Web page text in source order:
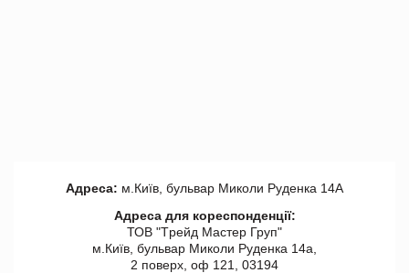
Адреса: м.Київ, бульвар Миколи Руденка 14А
Адреса для кореспонденції:
ТОВ "Tрейд Мастер Груп"
м.Київ, бульвар Миколи Руденка 14а,
2 поверх, оф 121, 03194